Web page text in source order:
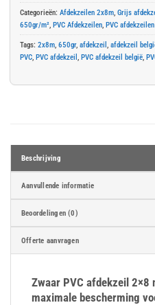
Categorieën: Afdekzeilen 2x8m, Grijs
650gr/m², PVC Afdekzeilen, PVC
Tags: 2x8m, 650gr, afdekzeil , afdekzeil
PVC, PVC afdekzeil , PVC afdekzeil belgië,
Beschrijving
Aanvullende informatie
Beoordelingen (0)
Offerte aanvragen
Zwaar PVC afdekzeil
maximale bescherming